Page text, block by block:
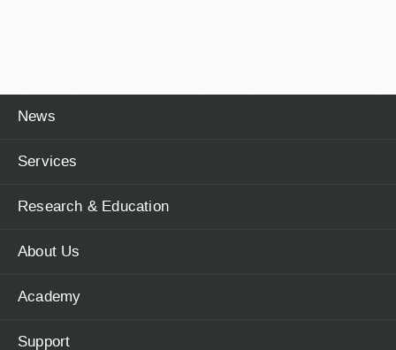
News
Services
Research & Education
About Us
Academy
Support